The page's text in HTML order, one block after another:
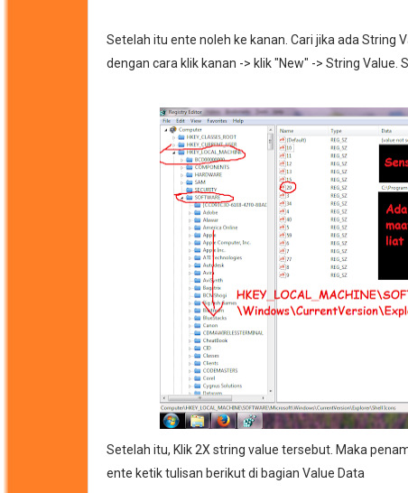
Setelah itu ente noleh ke kanan. Cari jika ada String
dengan cara klik kanan -> klik "New" -> String Value.
Setelah itu, Klik 2X string value tersebut. Maka
ente ketik tulisan berikut di bagian Value Data